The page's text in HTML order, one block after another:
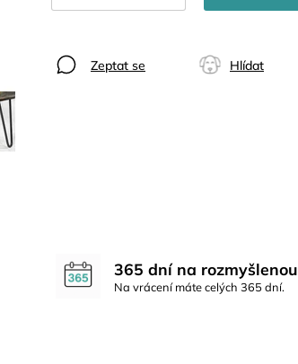
Zeptat se Hlídat
365 dní na rozmyšlenou
Na vrácení máte celých 365 dní.